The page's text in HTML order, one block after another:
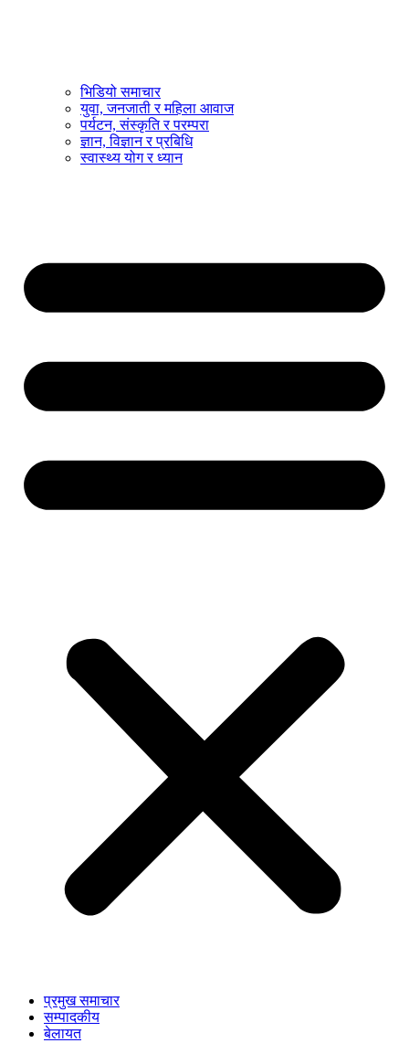
भिडियो समाचार
युवा, जनजाती र महिला आवाज
पर्यटन, संस्कृति र परम्परा
ज्ञान, विज्ञान र प्रबिधि
स्वास्थ्य योग र ध्यान
प्रमुख समाचार
सम्पादकीय
बेलायत